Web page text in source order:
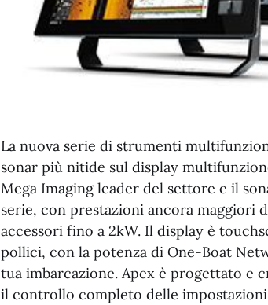
La nuova serie di strumenti
sonar più nitide sul display
Mega Imaging leader del settore e il
serie, con prestazioni ancora maggiori
accessori fino a 2kW. Il display è
pollici, con la potenza di One-Boat
tua imbarcazione. Apex è progettato e
il controllo completo delle